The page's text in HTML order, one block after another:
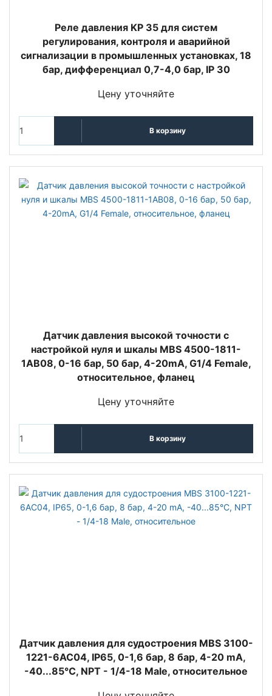
Реле давления KP 35 для систем
регулирования, контроля и аварийной
сигнализации в промышленных установках, 18
бар, дифференциал 0,7-4,0 бар, IP 30
Цену уточняйте
В корзину
Датчик давления высокой точности с
настройкой нуля и шкалы MBS 4500-1811-
1AB08, 0-16 бар, 50 бар, 4-20mA, G1/4 Female,
относительное, фланец
Цену уточняйте
В корзину
Датчик давления для судостроения MBS 3100-
1221-6AC04, IP65, 0-1,6 бар, 8 бар, 4-20 mA,
-40...85°C, NPT - 1/4-18 Male, относительное